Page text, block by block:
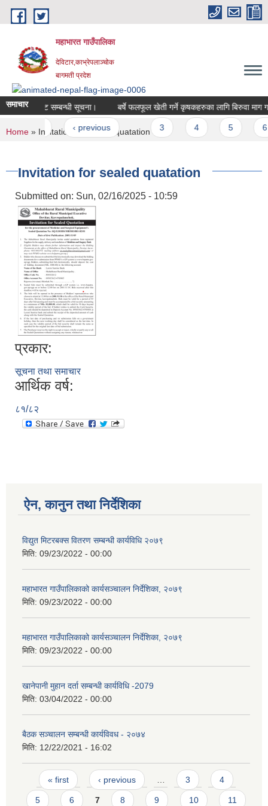
Skip to main content
महाभारत गाउँपालिका
देविटार,काभ्रेपलाञ्चोक
बागमती प्रदेश
समाचार
साझेदार छनौट सम्बन्धी सूचना। बर्षे फलफूल खेती गर्ने कृषकहरुका लागि बिरुवा माग
Pages ‹ previous …
You are here
Home » Invitation for sealed quatation
Invitation for sealed quatation
Submitted on: Sun, 02/16/2025 - 10:59
प्रकार:
सूचना तथा समाचार
आर्थिक वर्ष:
८१/८२
ऐन, कानुन तथा निर्देशिका
विद्युत मिटरबक्स वितरण सम्बन्धी कार्यविधि २०७९
मिति: 09/23/2022 - 00:00
महाभारत गाउँपालिकाको कार्यसञ्‍चालन निर्देशिका, २०७९
मिति: 09/23/2022 - 00:00
महाभारत गाउँपालिकाको कार्यसञ्‍चालन निर्देशिका, २०७९
मिति: 09/23/2022 - 00:00
खानेपानी मुहान दर्ता सम्बन्धी कार्यविधि -2079
मिति: 03/04/2022 - 00:00
बैठक सञ्चालन सम्बन्धी कार्यविवध - २०७४
मिति: 12/22/2021 - 16:02
Pages
« first ‹ previous 3 4
5 6 7 8 9 10 11